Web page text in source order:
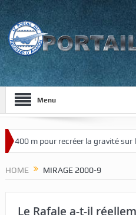
Menu
m pour recréer la gravité sur la
HOME MIRAGE 2000-9
Le Rafale a-t-il